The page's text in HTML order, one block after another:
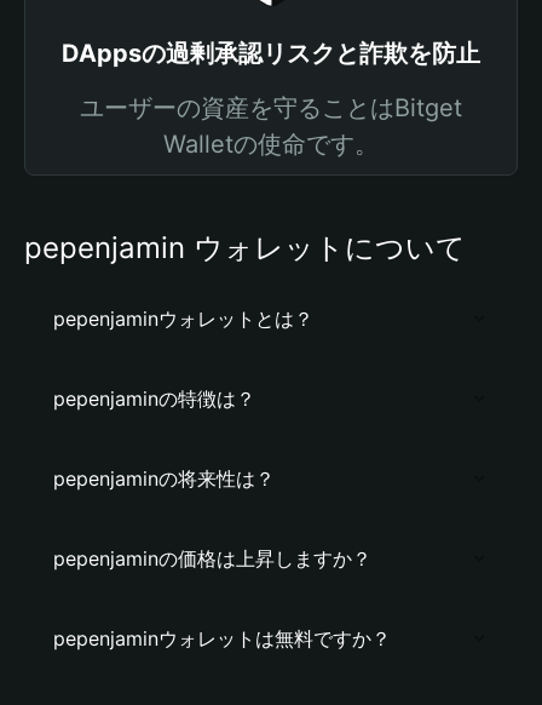
DAppsの過剰承認リスクと詐欺を防止
ユーザーの資産を守ることはBitget
Walletの使命です。
pepenjamin ウォレットについて
pepenjaminウォレットとは？
pepenjaminの特徴は？
pepenjaminの将来性は？
pepenjaminの価格は上昇しますか？
pepenjaminウォレットは無料ですか？